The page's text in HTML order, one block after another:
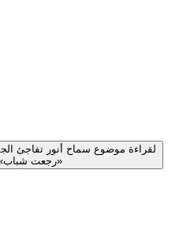
لقراءة موضوع سماح أنور تفاجئ
«رجعت شباب»